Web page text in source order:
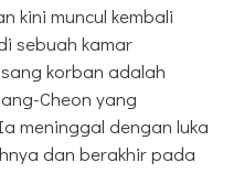
kini muncul kembali
sebuah kamar
korban adalah
Cheon yang
meninggal dengan luka
dan berakhir pada